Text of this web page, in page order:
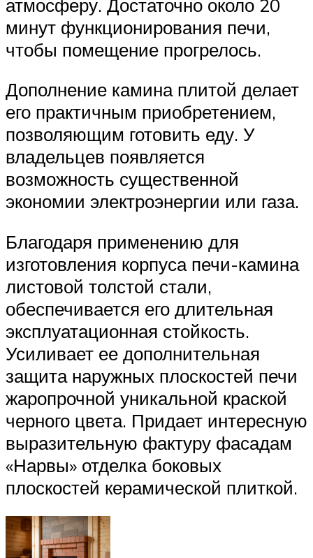
атмосферу. Достаточно около 20
минут функционирования печи,
чтобы помещение прогрелось.
Дополнение камина плитой делает
его практичным приобретением,
позволяющим готовить еду. У
владельцев появляется
возможность существенной
экономии электроэнергии или газа.
Благодаря применению для
изготовления корпуса печи-камина
листовой толстой стали,
обеспечивается его длительная
эксплуатационная стойкость.
Усиливает ее дополнительная
защита наружных плоскостей печи
жаропрочной уникальной краской
черного цвета. Придает интересную
выразительную фактуру фасадам
«Нарвы» отделка боковых
плоскостей керамической плиткой.